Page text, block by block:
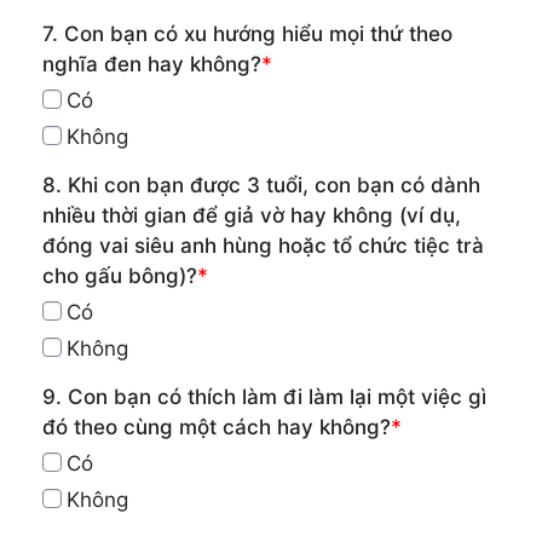
7. Con bạn có xu hướng hiểu mọi thứ theo
nghĩa đen hay không?*
Có
Không
8. Khi con bạn được 3 tuổi, con bạn có dành
nhiều thời gian để giả vờ hay không (ví dụ,
đóng vai siêu anh hùng hoặc tổ chức tiệc trà
cho gấu bông)?*
Có
Không
9. Con bạn có thích làm đi làm lại một việc gì
đó theo cùng một cách hay không?*
Có
Không